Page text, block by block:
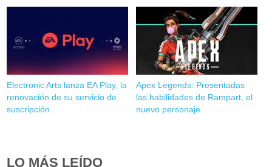
Electronic Arts lanza EA Play, la
renovación de su servicio de
suscripción
Apex Legends: Presentadas
las habilidades de Rampart, el
nuevo personaje
LO MÁS LEÍDO